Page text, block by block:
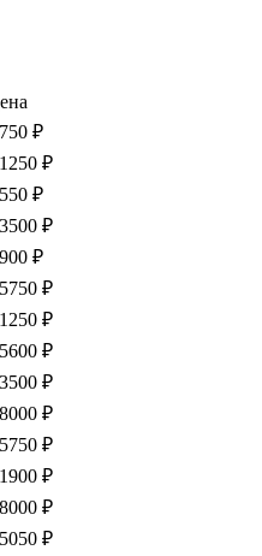
₽
₽
₽
₽
₽
₽
₽
₽
₽
₽
₽
₽
₽
₽